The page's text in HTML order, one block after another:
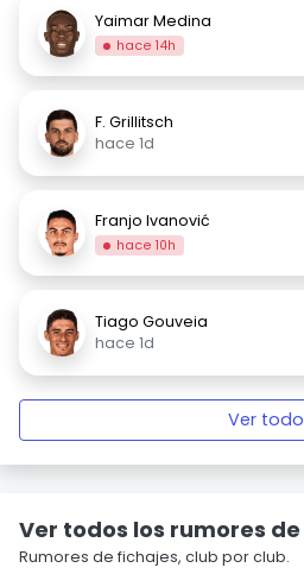
Yaimar Medina
hace 14h
F. Grillitsch
hace 1d
Franjo Ivanović
hace 10h
Tiago Gouveia
hace 1d
Ver todo
Ver todos los rumores
Rumores de fichajes, club por club.